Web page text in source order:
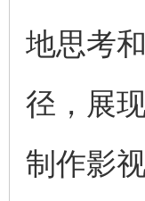
地思考
径，展
制作影